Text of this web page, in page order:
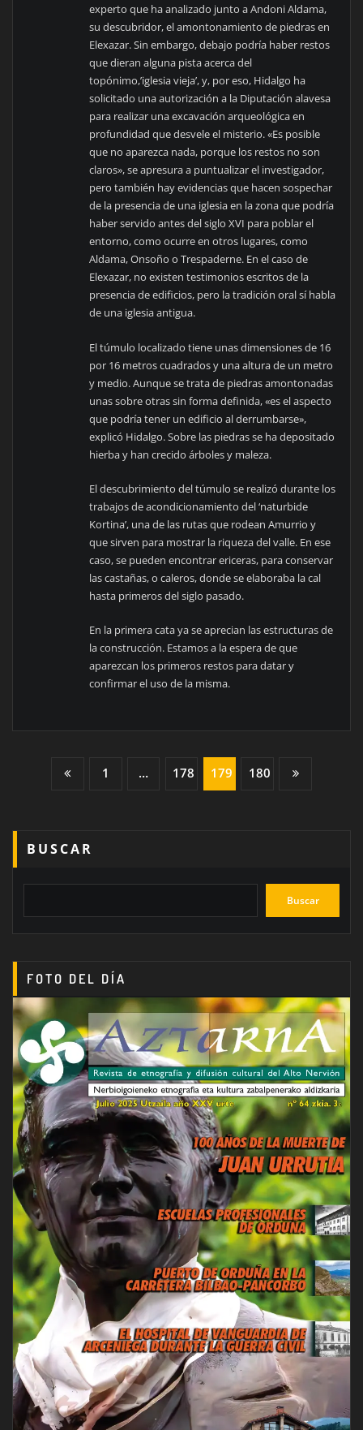
experto que ha analizado junto a Andoni Aldama,
su descubridor, el amontonamiento de piedras en
Elexazar. Sin embargo, debajo podría haber restos
que dieran alguna pista acerca del
topónimo,’iglesia vieja’, y, por eso, Hidalgo ha
solicitado una autorización a la Diputación alavesa
para realizar una excavación arqueológica en
profundidad que desvele el misterio. «Es posible
que no aparezca nada, porque los restos no son
claros», se apresura a puntualizar el investigador,
pero también hay evidencias que hacen sospechar
de la presencia de una iglesia en la zona que podría
haber servido antes del siglo XVI para poblar el
entorno, como ocurre en otros lugares, como
Aldama, Onsoño o Trespaderne. En el caso de
Elexazar, no existen testimonios escritos de la
presencia de edificios, pero la tradición oral sí habla
de una iglesia antigua.
El túmulo localizado tiene unas dimensiones de 16
por 16 metros cuadrados y una altura de un metro
y medio. Aunque se trata de piedras amontonadas
unas sobre otras sin forma definida, «es el aspecto
que podría tener un edificio al derrumbarse»,
explicó Hidalgo. Sobre las piedras se ha depositado
hierba y han crecido árboles y maleza.
El descubrimiento del túmulo se realizó durante los
trabajos de acondicionamiento del ‘naturbide
Kortina’, una de las rutas que rodean Amurrio y
que sirven para mostrar la riqueza del valle. En ese
caso, se pueden encontrar ericeras, para conservar
las castañas, o caleros, donde se elaboraba la cal
hasta primeros del siglo pasado.
En la primera cata ya se aprecian las estructuras de
la construcción. Estamos a la espera de que
aparezcan los primeros restos para datar y
confirmar el uso de la misma.
Paginación
entradas
1 … 178 179 180
BUSCAR
Buscar
FOTO DEL DÍA